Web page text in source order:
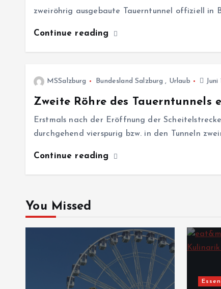
zweiröhrig ausgebaute Tauerntunnel offiziell in
Continue reading
MSSalzburg Bundesland Salzburg , Urlaub Juni
Zweite Röhre des Tauerntunnels
Erstmals nach der Eröffnung der
durchgehend vierspurig bzw. in den Tunneln
Continue reading
You Missed